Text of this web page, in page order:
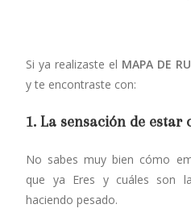
Si ya realizaste el MAPA DE
y te encontraste con:
1. La sensación de estar
No sabes muy bien cómo
que ya Eres y cuáles son
haciendo pesado.